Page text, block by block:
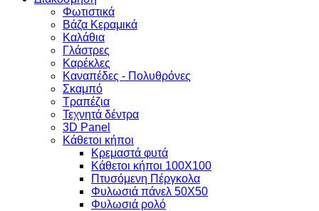
Φωτιστικά
Βάζα Κεραμικά
Καλάθια
Γλάστρες
Καρέκλες
Καναπέδες - Πολυθρόνες
Σκαμπό
Τραπέζια
Τεχνητά δέντρα
3D Panel
Κάθετοι κήποι
Κρεμαστά φυτά
Κάθετοι κήποι 100Χ100
Πτυσόμενη Πέργκολα
Φυλωσιά πάνελ 50Χ50
Φυλωσιά ρολό